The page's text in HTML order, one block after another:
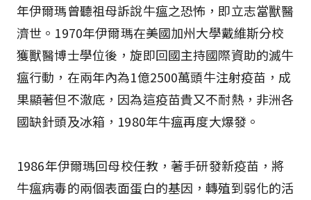
年伊爾瑪曾聽祖母訴說牛瘟之恐怖，即立志當獸醫
濟世。1970年伊爾瑪在美國加州大學戴維斯分校
獲獸醫博士學位後，旋即回國主持國際資助的滅牛
瘟行動，在兩年內為1億2500萬頭牛注射疫苗，成
果顯著但不澈底，因為這疫苗貴又不耐熱，非洲各
國缺針頭及冰箱，1980年牛瘟再度大爆發。
1986年伊爾瑪回母校任教，著手研發新疫苗，將
牛瘟病毒的兩個表面蛋白的基因，轉殖到弱化的活